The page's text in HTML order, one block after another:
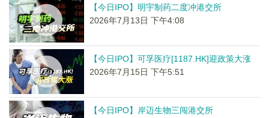
【今日IPO】明宇制药二度冲港交所
2026年7月13日 下午4:08
【今日IPO】可孚医疗[1187.HK]迎政策大涨
2026年7月15日 下午5:51
【今日IPO】岸迈生物三闯港交所